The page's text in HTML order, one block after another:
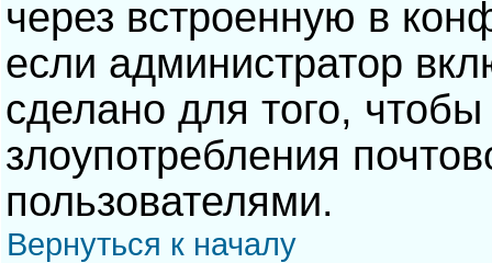
через встроенную в
если администратор
сделано для того, чтобы
злоупотребления
пользователями.
Вернуться к началу